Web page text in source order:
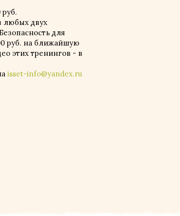
любых двух
для
руб. на ближайшую
этих тренингов - в
isset-info@yandex.ru